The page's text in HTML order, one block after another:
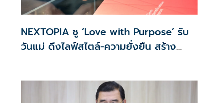
NEXTOPIA ชู ‘Love with Purpose’ รับ
วันแม่ ดึงไลฟ์สไตล์-ความยั่งยืน สร้าง